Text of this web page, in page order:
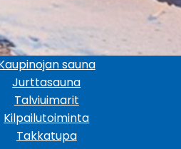
sauna
Jurttasauna
Talviuimarit
Kilpailutoiminta
Takkatupa